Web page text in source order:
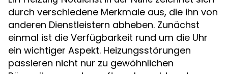
durch verschiedene Merkmale aus, die ihn von
anderen Dienstleistern abheben. Zunächst
einmal ist die Verfügbarkeit rund um die Uhr
ein wichtiger Aspekt. Heizungsstörungen
passieren nicht nur zu gewöhnlichen